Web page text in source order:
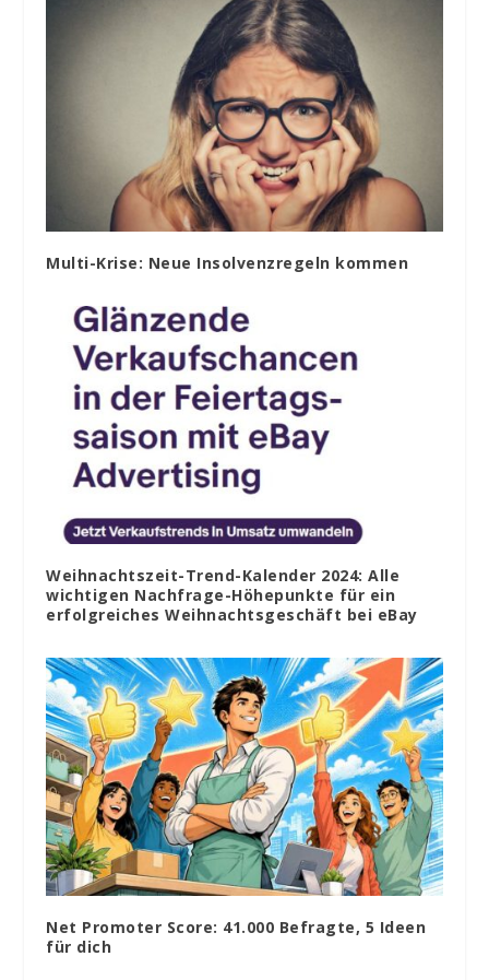
Multi-Krise: Neue Insolvenzregeln kommen
Weihnachtszeit-Trend-Kalender 2024: Alle
wichtigen Nachfrage-Höhepunkte für ein
erfolgreiches Weihnachtsgeschäft bei eBay
Net Promoter Score: 41.000 Befragte, 5 Ideen
für dich